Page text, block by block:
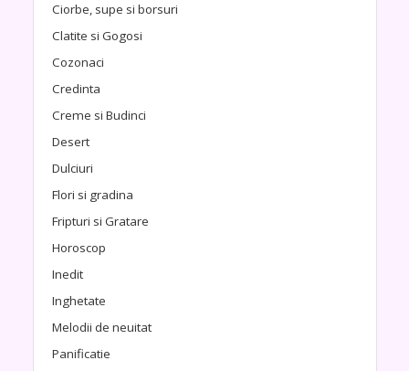
Ciorbe, supe si borsuri
Clatite si Gogosi
Cozonaci
Credinta
Creme si Budinci
Desert
Dulciuri
Flori si gradina
Fripturi si Gratare
Horoscop
Inedit
Inghetate
Melodii de neuitat
Panificatie